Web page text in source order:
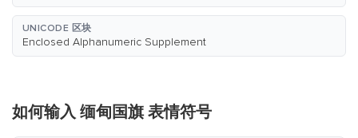
UNICODE 区块
Enclosed Alphanumeric Supplement
如何输入 缅甸国旗 表情符号